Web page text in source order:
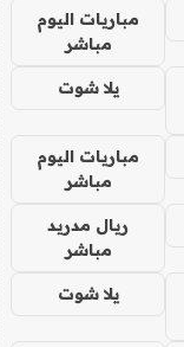
مباريات اليوم
مباشر
يلا شوت
مباريات اليوم
مباشر
ريال مدريد
مباشر
يلا شوت